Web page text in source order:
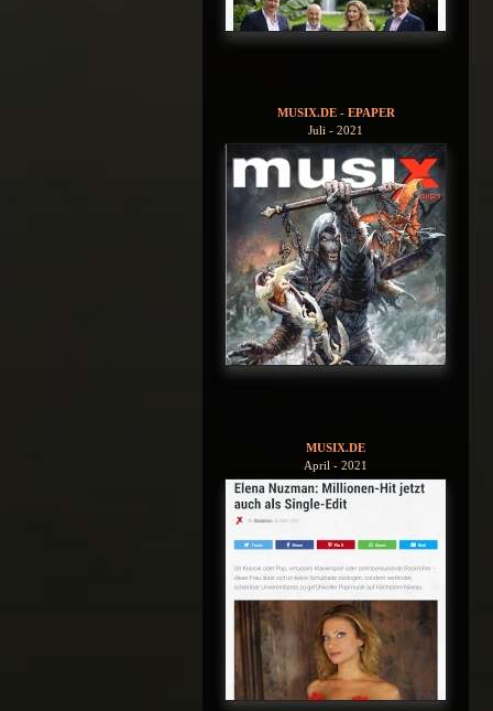
MUSIX.DE - EPAPER
Juli - 2021
MUSIX.DE
April - 2021